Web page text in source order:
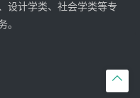

设计学类、社会学类等专
。